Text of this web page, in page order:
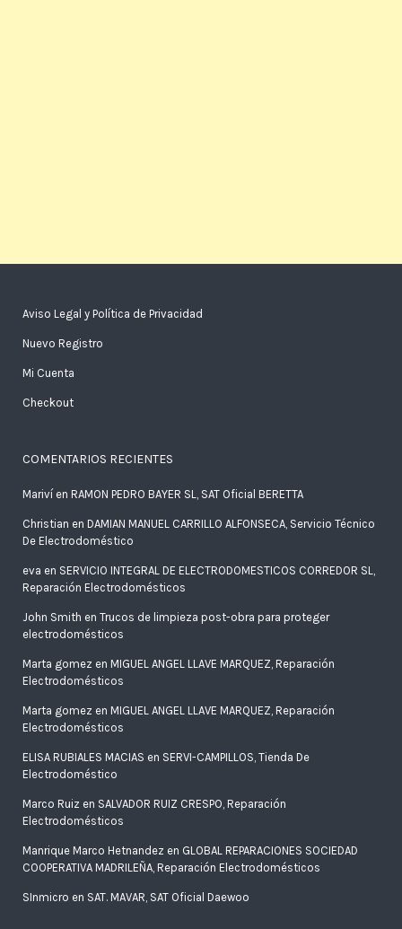
Aviso Legal y Política de Privacidad
Nuevo Registro
Mi Cuenta
Checkout
COMENTARIOS RECIENTES
Mariví en RAMON PEDRO BAYER SL, SAT Oficial BERETTA
Christian en DAMIAN MANUEL CARRILLO ALFONSECA, Servicio Técnico
De Electrodoméstico
eva en SERVICIO INTEGRAL DE ELECTRODOMESTICOS CORREDOR SL,
Reparación Electrodomésticos
John Smith en Trucos de limpieza post-obra para proteger
electrodomésticos
Marta gomez en MIGUEL ANGEL LLAVE MARQUEZ, Reparación
Electrodomésticos
Marta gomez en MIGUEL ANGEL LLAVE MARQUEZ, Reparación
Electrodomésticos
ELISA RUBIALES MACIAS en SERVI-CAMPILLOS, Tienda De
Electrodoméstico
Marco Ruiz en SALVADOR RUIZ CRESPO, Reparación
Electrodomésticos
Manrique Marco Hetnandez en GLOBAL REPARACIONES SOCIEDAD
COOPERATIVA MADRILEÑA, Reparación Electrodomésticos
SInmicro en SAT. MAVAR, SAT Oficial Daewoo